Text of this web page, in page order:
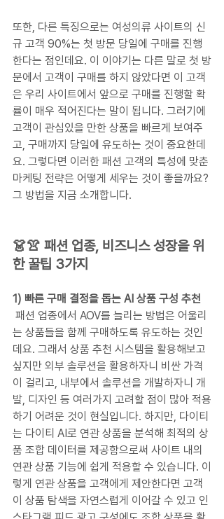
또한, 다른 특징으로는 여성의류 사이트의 신
규 고객 90%는 첫 방문 당일에 구매를 진행
한다는 점인데요. 이 이야기는 다른 말로 첫 방
문에서 고객이 구매를 하지 않았다면 이 고객
은 우리 사이트에서 앞으로 구매를 진행할 확
률이 매우 적어진다는 말이 됩니다. 그러기에
고객이 관심있을 만한 상품을 빠르게 보여주
고, 구매까지 당일에 유도하는 것이 중요한데
요. 그렇다면 이러한 패션 고객의 특성에 맞춘
마케팅 전략은 어떻게 세우는 것이 좋을까요?
그 방법을 지금 소개합니다.
👗👚 패션 업종, 비즈니스 성장을 위
한 꿀팁 3가지
1) 빠른 구매 결정을 돕는 AI 상품 구성 추천
는 상품들을 함께 구매하도록 유도하는 것인
데요. 그래서 상품 추천 시스템을 활용해보고
싶지만 외부 솔루션을 활용하자니 비싼 가격
이 걸리고, 내부에서 솔루션을 개발하자니 개
발, 디자인 등 여러가지 고려할 점이 많아 적용
하기 어려운 것이 현실입니다. 하지만, 다이티
는 다이티 AI로 연관 상품을 분석해 최적의 상
품 조합 데이터를 제공함으로써 사이트 내의
연관 상품 기능에 쉽게 적용할 수 있습니다. 이
렇게 연관 상품을 고객에게 제안한다면 고객
이 상품 탐색을 자연스럽게 이어갈 수 있고 인